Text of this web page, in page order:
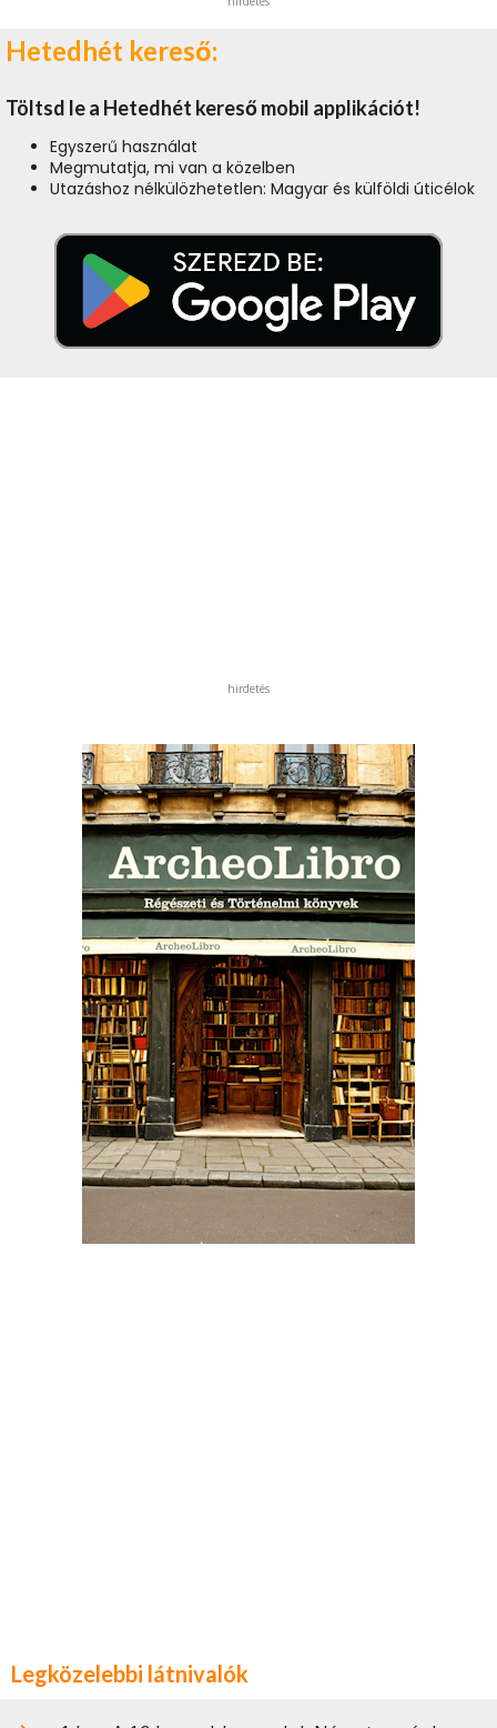
Hetedhét kereső:
Töltsd le a Hetedhét kereső mobil applikációt!
Egyszerű használat
Megmutatja, mi van a közelben
Utazáshoz nélkülözhetetlen: Magyar és külföldi úticélok
hirdetés
Legközelebbi látnivalók